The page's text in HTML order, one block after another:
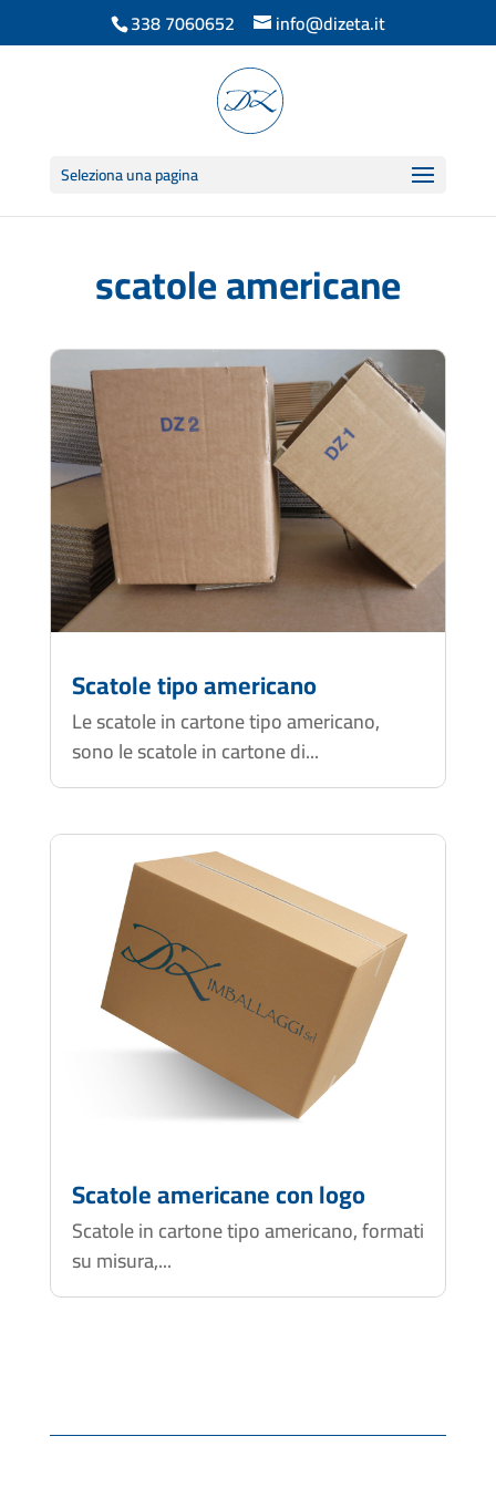
338 7060652 info@dizeta.it
Seleziona una pagina
scatole americane
Scatole tipo americano
Le scatole in cartone tipo americano,
sono le scatole in cartone di...
Scatole americane con logo
Scatole in cartone tipo americano, formati
su misura,...